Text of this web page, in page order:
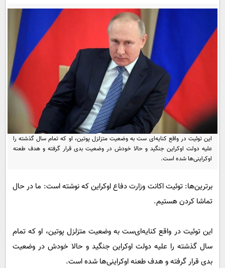
اقتصاد
اقتصادی
خودرو
جامعه
اجتماعی
حوادث
سلامت
یک برش دانایی
محیط زیست
سفر و تفریح
ورزشی
بین الملل
سیاست خارجی
فرهنگ و هنر
علم و دانش
فناوری و It
علمی
اخبار کریپتو
قرآن
گوناگون
سرگرمی
مجله تصویری سلاح
فیلم
ورزش
گوناگون
خواندنی ها و دیدنی ها
روانشناسی
آموزش زبان
این توئیت در واقع کنایه‌ای‌ ست به وضعیت متزلزل پوتین، او که تمام سال گذشته را
علیه دولت اوکراین جنگید و حالا خودش در وضعیت بدی قرار گرفته و هدف طعنه
اوکراینی‌ها شده است.
برترین‌ها: توئیت اکانت وزارت دفاع اوکراین که نوشته است: ما در حال
تماشا کردن هستیم.
این توئیت در واقع کنایه‌ای‌ست به وضعیت متزلزل پوتین، او که تمام
سال گذشته را علیه دولت اوکراین جنگید و حالا خودش در وضعیت
بدی قرار گرفته و هدف طعنه اوکراینی‌ها شده است.